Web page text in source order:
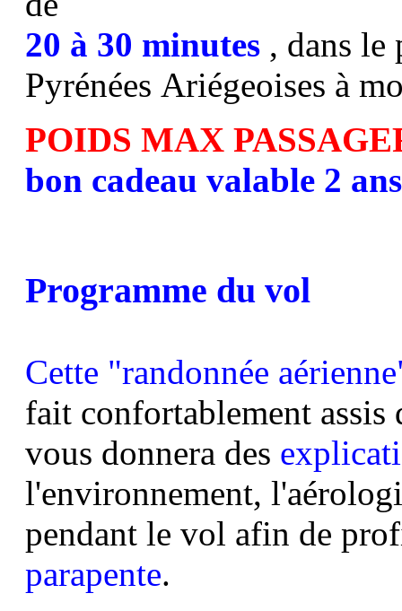
20 à 30 minutes , dans le
Pyrénées Ariégeoises à
POIDS MAX
bon cadeau valable 2 ans
Programme du vol
Cette "randonnée
fait confortablement
vous donnera des
l'environnement,
pendant le vol afin de
parapente.